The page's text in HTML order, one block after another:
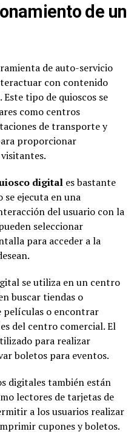
de un
de auto-servicio
con contenido
tipo de quioscos se
como centros
de transporte y
proporcionar
digital es bastante
se ejecuta en una
del usuario con la
seleccionar
para acceder a la
se utiliza en un centro
buscar tiendas o
películas o encontrar
del centro comercial. El
para realizar
boletos para eventos.
digitales también están
lectores de tarjetas de
a los usuarios realizar
cupones y boletos.